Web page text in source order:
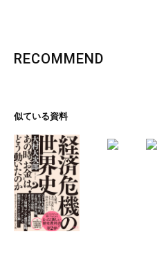
RECOMMEND
似ている資料